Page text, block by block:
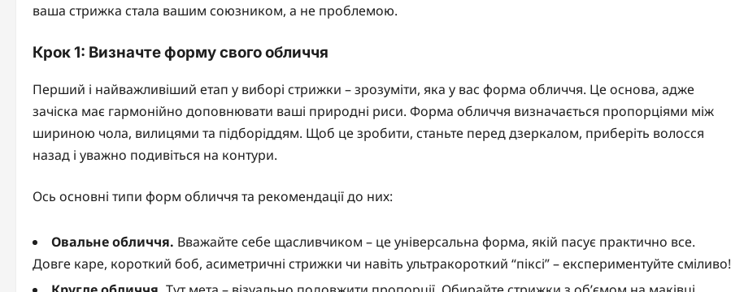
ваша стрижка стала вашим союзником, а не проблемою.
Крок 1: Визначте форму свого обличчя
Перший і найважливіший етап у виборі стрижки – зрозуміти, яка у вас форма обличчя. Це основа, адже
зачіска має гармонійно доповнювати ваші природні риси. Форма обличчя визначається пропорціями між
шириною чола, вилицями та підборіддям. Щоб це зробити, станьте перед дзеркалом, приберіть волосся
назад і уважно подивіться на контури.
Ось основні типи форм обличчя та рекомендації до них:
Овальне обличчя. Вважайте себе щасливчиком – це універсальна форма, якій пасує практично все.
Довге каре, короткий боб, асиметричні стрижки чи навіть ультракороткий “піксі” – експериментуйте сміливо!